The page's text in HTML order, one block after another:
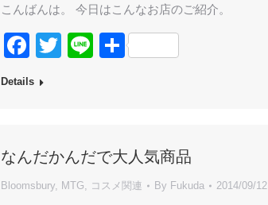
こんばんは。 今日はこんなお店のご紹介。
Facebook
Twitter
Line共
Details
なんだかんだで大人気商品
Bloomsbury, MTG, コスメ関連 By Fukuda 2014/09/12